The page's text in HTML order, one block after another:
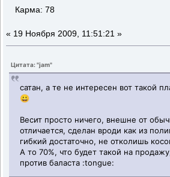
Карма: 78
« 19 Ноября 2009, 11:51:21 »
Цитата: "jam"
сатан, а те не интересен вот такой
😀
Весит просто ничего, внешне от
отличается, сделан вроди как из
гибкий достаточно, не отколишь
А то 70%, что будет такой на
против баласта :tongue: